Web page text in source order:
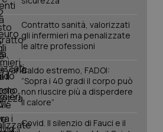
Contratto sanità, valorizzati
gli infermieri ma penalizzate
le altre professioni
Caldo estremo, FADOI:
“Sopra i 40 gradi il corpo può
non riuscire più a disperdere
il calore”
Covid. Il silenzio di Fauci e il